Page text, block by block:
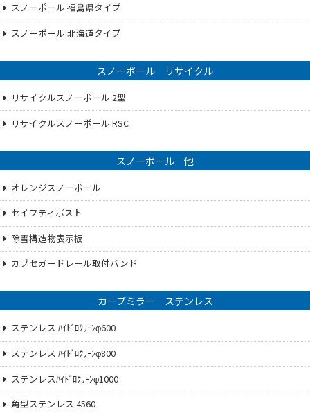
スノーポール 福島県タイプ
スノーポール 北海道タイプ
スノーポール リサイクル
リサイクルスノーポール 2型
リサイクルスノーポール RSC
スノーポール 他
オレンジスノーポール
セイフティポスト
除雪構造物表示板
カブセガードレール取付バンド
カーブミラー ステンレス
ステンレス ﾊｲﾄﾞﾛｸﾘｰﾝφ600
ステンレス ﾊｲﾄﾞﾛｸﾘｰﾝφ800
ステンレスﾊｲﾄﾞﾛｸﾘｰﾝφ1000
角型ステンレス 4560